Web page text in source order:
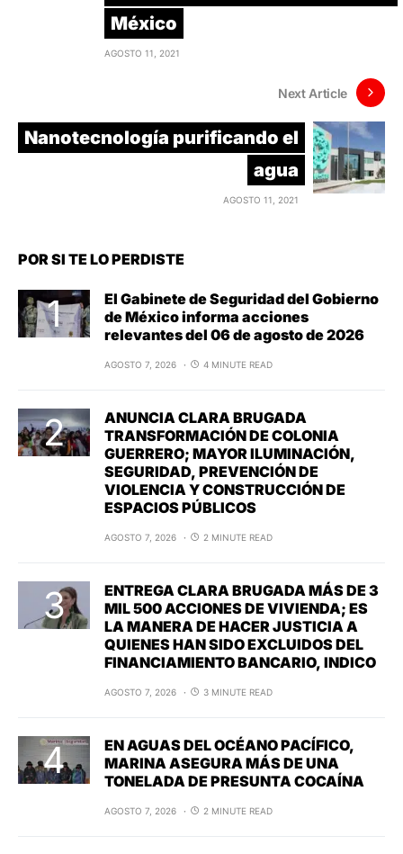
México
AGOSTO 11, 2021
Next Article
Nanotecnología purificando el
agua
AGOSTO 11, 2021
POR SI TE LO PERDISTE
El Gabinete de Seguridad del Gobierno
de México informa acciones
relevantes del 06 de agosto de 2026
AGOSTO 7, 2026 4 MINUTE READ
ANUNCIA CLARA BRUGADA
TRANSFORMACIÓN DE COLONIA
GUERRERO; MAYOR ILUMINACIÓN,
SEGURIDAD, PREVENCIÓN DE
VIOLENCIA Y CONSTRUCCIÓN DE
ESPACIOS PÚBLICOS
AGOSTO 7, 2026 2 MINUTE READ
ENTREGA CLARA BRUGADA MÁS DE 3
MIL 500 ACCIONES DE VIVIENDA; ES
LA MANERA DE HACER JUSTICIA A
QUIENES HAN SIDO EXCLUIDOS DEL
FINANCIAMIENTO BANCARIO, INDICO
AGOSTO 7, 2026 3 MINUTE READ
EN AGUAS DEL OCÉANO PACÍFICO,
MARINA ASEGURA MÁS DE UNA
TONELADA DE PRESUNTA COCAÍNA
AGOSTO 7, 2026 2 MINUTE READ